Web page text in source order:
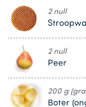
2 null
2 null
Peer
200 g
Boter